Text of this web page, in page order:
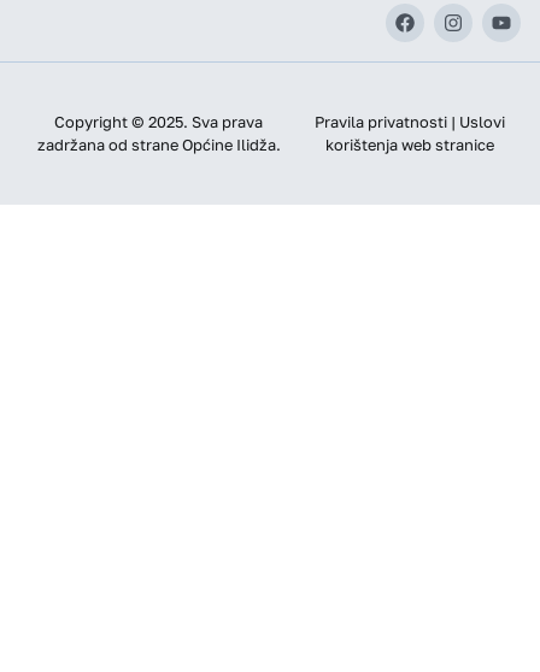
Copyright © 2025. Sva prava
zadržana od strane Općine Ilidža.
Pravila privatnosti | Uslovi
korištenja web stranice